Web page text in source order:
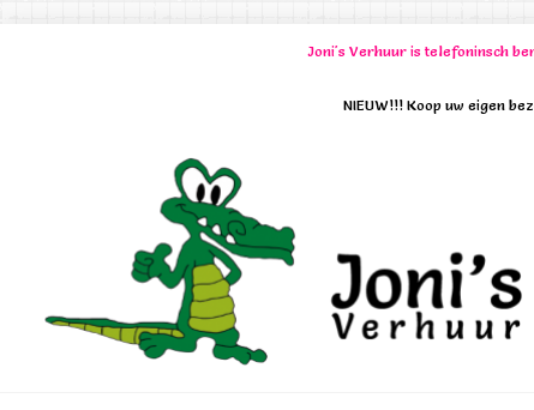
Joni's Verhuur is telefoninsch
NIEUW!!! Koop uw eigen